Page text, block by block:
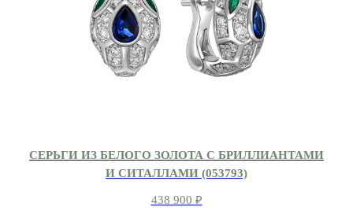
СЕРЬГИ ИЗ БЕЛОГО ЗОЛОТА С БРИЛЛИАНТАМИ
И СИТАЛЛАМИ (053793)
438 900 ₽